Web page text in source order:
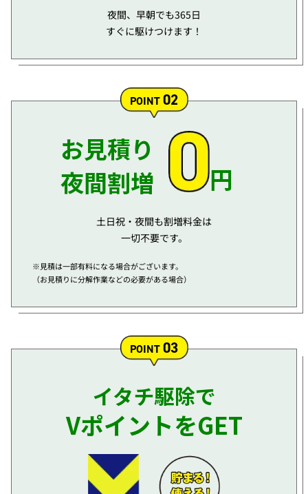
夜間、早朝でも365日
すぐに駆けつけます！
POINT02
お見積り
夜間割増
円
土日祝・夜間も割増料金は
一切不要です。
※見積は一部有料になる場合がございます。
（お見積りに分解作業などの必要がある場合）
POINT03
イタチ駆除で
VポイントをGET